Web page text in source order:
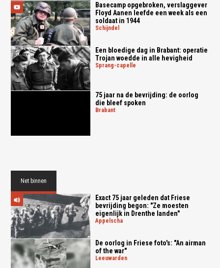
Basecamp opgebroken, verslaggever
Floyd Aanen leefde een week als een
soldaat in 1944
schijndel
Een bloedige dag in Brabant: operatie
Trojan woedde in alle hevigheid
sprang-capelle
75 jaar na de bevrijding: de oorlog
die bleef spoken
brabant
Net binnen
Exact 75 jaar geleden dat Friese
bevrijding begon: "Ze moesten
eigenlijk in Drenthe landen"
appelscha
De oorlog in Friese foto's: "An airman
of the war"
leeuwarden